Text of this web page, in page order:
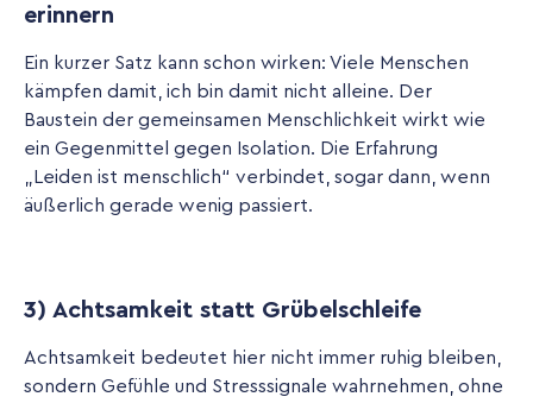
erinnern
Ein kurzer Satz kann schon wirken: Viele Menschen
kämpfen damit, ich bin damit nicht alleine. Der
Baustein der gemeinsamen Menschlichkeit wirkt wie
ein Gegenmittel gegen Isolation. Die Erfahrung
„Leiden ist menschlich“ verbindet, sogar dann, wenn
äußerlich gerade wenig passiert.
3) Achtsamkeit statt Grübelschleife
Achtsamkeit bedeutet hier nicht immer ruhig bleiben,
sondern Gefühle und Stresssignale wahrnehmen, ohne